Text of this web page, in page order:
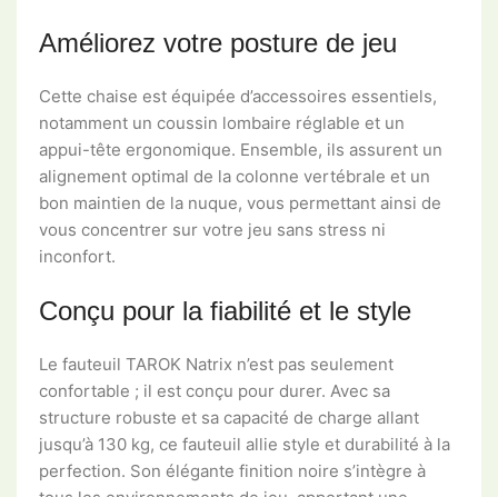
Améliorez votre posture de jeu
Cette chaise est équipée d’accessoires essentiels,
notamment un coussin lombaire réglable et un
appui-tête ergonomique. Ensemble, ils assurent un
alignement optimal de la colonne vertébrale et un
bon maintien de la nuque, vous permettant ainsi de
vous concentrer sur votre jeu sans stress ni
inconfort.
Conçu pour la fiabilité et le style
Le fauteuil TAROK Natrix n’est pas seulement
confortable ; il est conçu pour durer. Avec sa
structure robuste et sa capacité de charge allant
jusqu’à 130 kg, ce fauteuil allie style et durabilité à la
perfection. Son élégante finition noire s’intègre à